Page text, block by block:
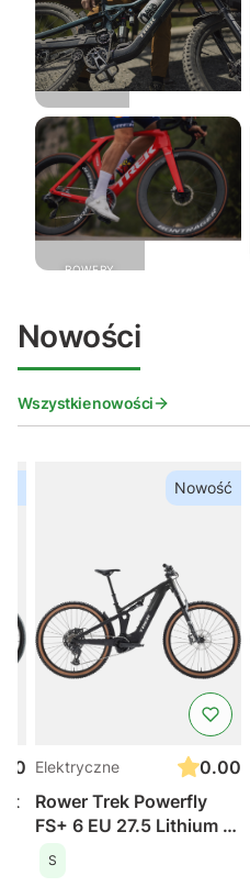
ROWERY
MTB
ROWERY
Nowości
Wszystkie nowości
Nowość
Elektryczne
0.00
Rower Trek Powerfly
FS+ 6 EU 27.5 Lithium /
Trek Black
S